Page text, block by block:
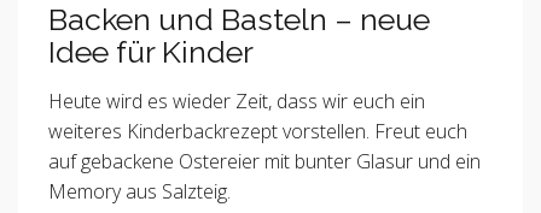
Backen und Basteln – neue
Idee für Kinder
Heute wird es wieder Zeit, dass wir euch ein
weiteres Kinderbackrezept vorstellen. Freut euch
auf gebackene Ostereier mit bunter Glasur und ein
Memory aus Salzteig.